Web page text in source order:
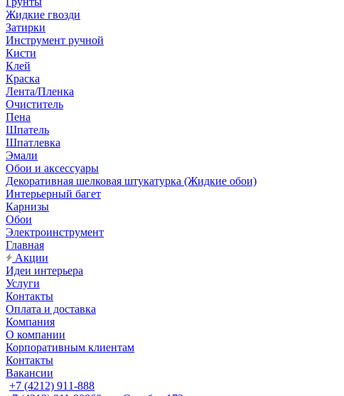
Жидкие гвозди
Затирки
Инструмент ручной
Кисти
Клей
Краска
Лента/Пленка
Очиститель
Пена
Шпатель
Шпатлевка
Эмали
Обои и аксессуары
Декоративная шелковая штукатурка (Жидкие обои)
Интерьерный багет
Карнизы
Обои
Электроинструмент
Главная
Акции
Идеи интерьера
Услуги
Контакты
Оплата и доставка
Компания
О компании
Корпоративным клиентам
Контакты
Вакансии
+7 (4212) 911-888